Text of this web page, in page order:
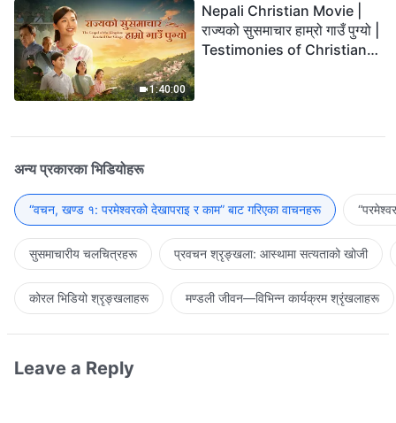
1:40:00
Nepali Christian Movie |
राज्यको सुसमाचार हाम्रो गाउँ पुग्यो |
Testimonies of Christians
अन्य प्रकारका भिडियोहरू
“वचन, खण्ड १: परमेश्‍वरको देखापराइ र काम” बाट गरिएका वाचनहरू
सुसमाचारीय चलचित्रहरू प्रवचन श्रृङ्खला: आस्थामा सत्यताको खोजी
कोरल भिडियो श्रृङ्खलाहरू मण्डली जीवन—विभिन्‍न कार्यक्रम श्रृंखलाहरू
Leave a Reply